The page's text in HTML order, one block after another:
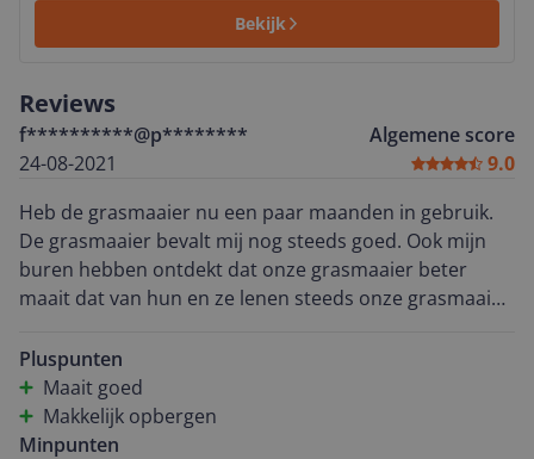
Bekijk
Reviews
f**********@p********
24-08-2021
Algemene score
9.0
Heb de grasmaaier nu een paar maanden in gebruik.
De grasmaaier bevalt mij nog steeds goed. Ook mijn
buren hebben ontdekt dat onze grasmaaier beter
maait dat van hun en ze lenen steeds onze grasmaaier
Pluspunten
Maait goed
Makkelijk opbergen
Minpunten